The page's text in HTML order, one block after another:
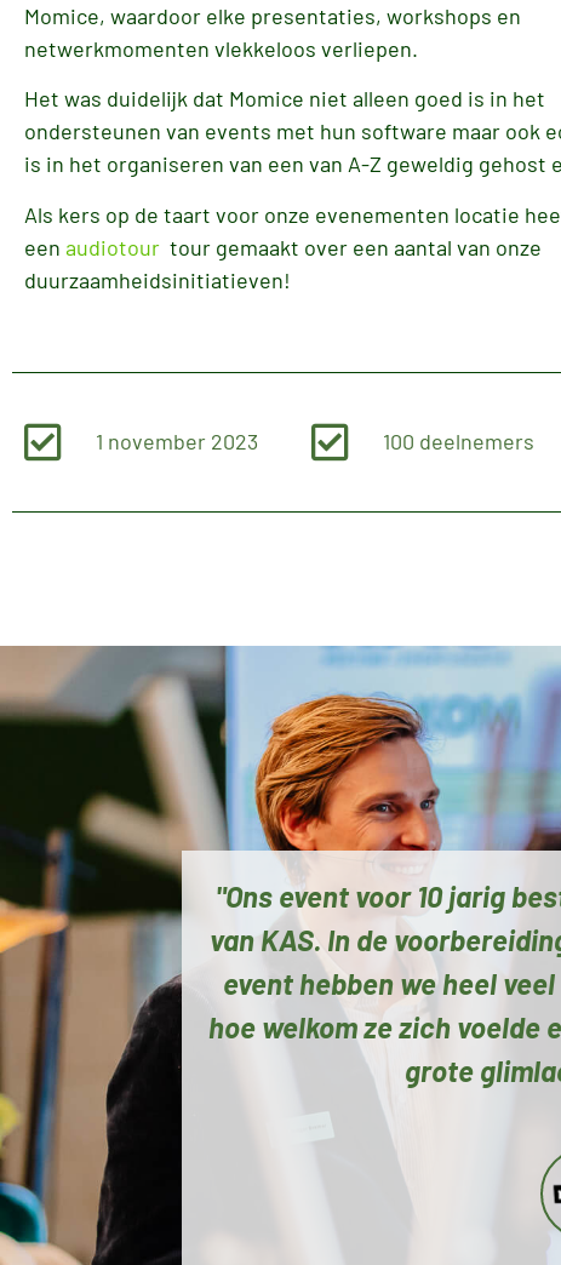
Momice, waardoor elke presentaties, workshops en
netwerkmomenten vlekkeloos verliepen.
Het was duidelijk dat Momice niet alleen goed is in het
ondersteunen van events met hun software maar ook
is in het organiseren van een van A-Z geweldig gehost
Als kers op de taart voor onze evenementen locatie
een audiotour tour gemaakt over een aantal van onze
duurzaamheidsinitiatieven!
1 november 2023 100 deelnemers
"Ons event voor 10 jarig
van KAS. In de
event hebben we heel
hoe welkom ze zich voelde
grote